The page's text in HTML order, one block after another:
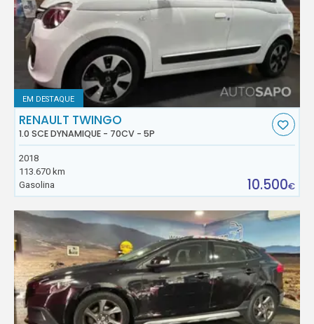
EM DESTAQUE
RENAULT TWINGO
1.0 SCE DYNAMIQUE - 70CV - 5P
2018
113.670 km
Gasolina
10.500€